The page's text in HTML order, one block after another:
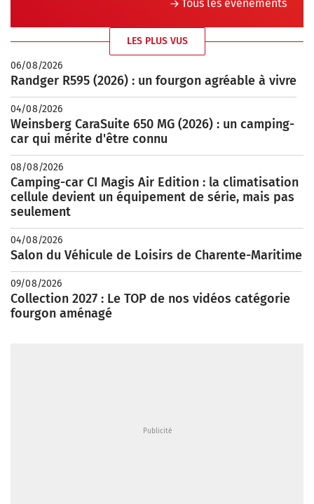
Tous les évènements
LES PLUS VUS
06/08/2026
Randger R595 (2026) : un fourgon agréable à vivre
04/08/2026
Weinsberg CaraSuite 650 MG (2026) : un camping-
car qui mérite d'être connu
08/08/2026
Camping-car CI Magis Air Edition : la climatisation
cellule devient un équipement de série, mais pas
seulement
04/08/2026
Salon du Véhicule de Loisirs de Charente-Maritime
09/08/2026
Collection 2027 : Le TOP de nos vidéos catégorie
fourgon aménagé